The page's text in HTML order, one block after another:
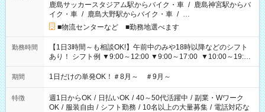
鹿島サッカースタジアム駅からバイク・車 / 鹿島神宮駅からバ
イク・車 / 鹿島大野駅からバイク・車 / …
■物流センターなど ■勤務地選べます
勤務時間
【1日3時間～も相談OK!】午前中のみや18時以降などのシフト
あり！ シフト例 ▼9:00～12:00 ▼9:00～17:00 ▼10:00～19:00
▼18:00～21:00
期間 1日だけの単発OK！＃8月～ ＃9月～
特徴 週1日からOK / 日払いOK / 40～50代活躍中 / 副業・Wワーク
OK / 服装自由 / シフト勤務 / 10名以上の大量募集 / 電話対応な